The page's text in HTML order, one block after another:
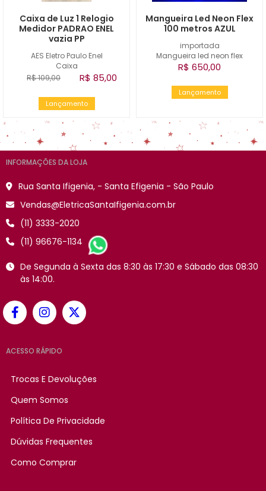
AES Eletro Paulo Enel
Caixa
Caixa de Luz 1 Relogio
Medidor PADRAO ENEL
vazia PP
R$ 109,00 R$ 85,00
Lançamento
importada
Mangueira led neon flex
Mangueira Led Neon Flex
100 metros AZUL
R$ 650,00
Lançamento
INFORMAÇÕES DA LOJA
Rua Santa Ifigenia, - Santa Efigenia - São Paulo
Vendas@EletricaSantaIfigenia.com.br
(11) 3333-2020
(11) 96676-1134
De Segunda à Sexta das 8:30 às 17:30 e Sábado das 08:30
às 14:00.
ACESSO RÁPIDO
Trocas E Devoluções
Quem Somos
Política De Privacidade
Dúvidas Frequentes
Como Comprar